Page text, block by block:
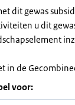
dit gewas
u dit
in de
voor: